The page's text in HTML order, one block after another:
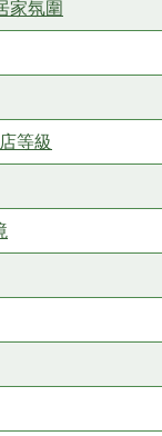
家氛圍
等級